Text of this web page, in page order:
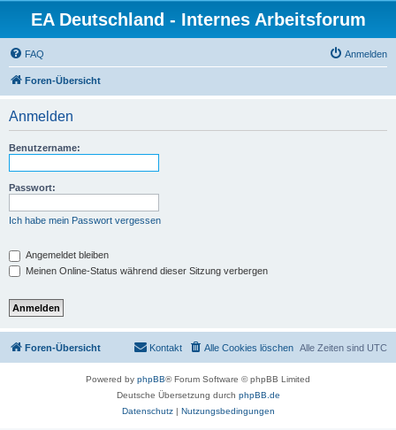
EA Deutschland - Internes Arbeitsforum
FAQ Anmelden
Foren-Übersicht
Anmelden
Benutzername:
Passwort:
Ich habe mein Passwort vergessen
Angemeldet bleiben
Meinen Online-Status während dieser Sitzung verbergen
Foren-Übersicht Alle Zeiten sind UTC
Alle Cookies löschen
Kontakt
Powered by phpBB® Forum Software © phpBB Limited
Deutsche Übersetzung durch phpBB.de
Datenschutz| Nutzungsbedingungen